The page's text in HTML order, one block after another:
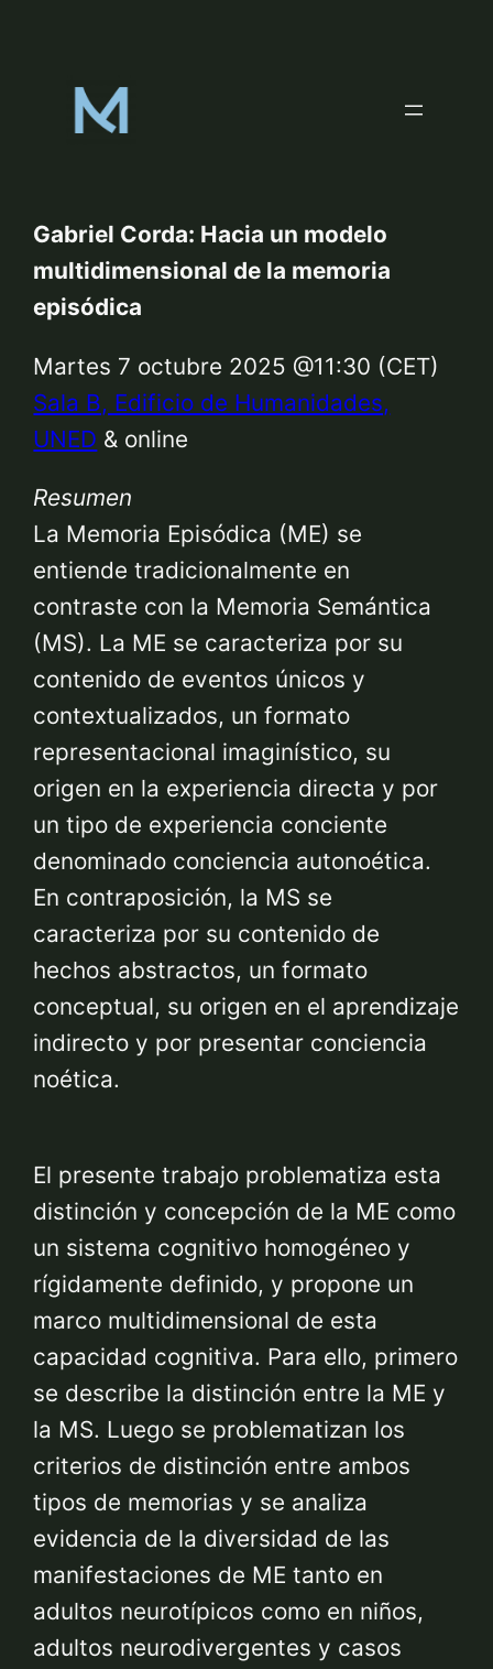
content
Gabriel Corda: Hacia un modelo
multidimensional de la memoria
episódica
Martes 7 octubre 2025 @11:30 (CET)
Sala B, Edificio de Humanidades,
UNED & online
Resumen
La Memoria Episódica (ME) se
entiende tradicionalmente en
contraste con la Memoria Semántica
(MS). La ME se caracteriza por su
contenido de eventos únicos y
contextualizados, un formato
representacional imaginístico, su
origen en la experiencia directa y por
un tipo de experiencia conciente
denominado conciencia autonoética.
En contraposición, la MS se
caracteriza por su contenido de
hechos abstractos, un formato
conceptual, su origen en el aprendizaje
indirecto y por presentar conciencia
noética.
El presente trabajo problematiza esta
distinción y concepción de la ME como
un sistema cognitivo homogéneo y
rígidamente definido, y propone un
marco multidimensional de esta
capacidad cognitiva. Para ello, primero
se describe la distinción entre la ME y
la MS. Luego se problematizan los
criterios de distinción entre ambos
tipos de memorias y se analiza
evidencia de la diversidad de las
manifestaciones de ME tanto en
adultos neurotípicos como en niños,
adultos neurodivergentes y casos